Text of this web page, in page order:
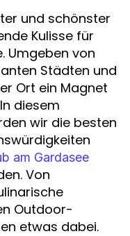
und schönster
Kulisse für
Umgeben von
Städten und
Ort ein Magnet
diesem
wir die besten
am Gardasee
Von
Outdoor-
etwas dabei.